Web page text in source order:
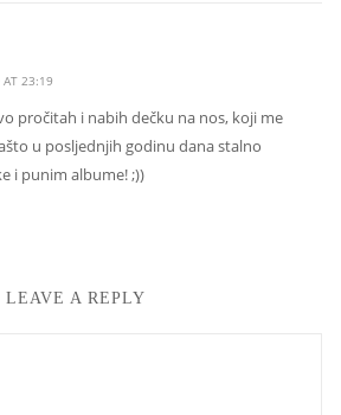
AT 23:19
pročitah i nabih dečku na nos, koji me
u posljednjih godinu dana stalno
i punim albume! ;))
LEAVE A REPLY